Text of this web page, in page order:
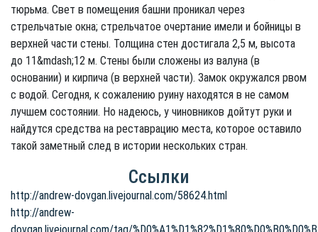
тюрьма. Свет в помещения башни проникал через
стрельчатые окна; стрельчатое очертание имели и бойницы в
верхней части стены. Толщина стен достигала 2,5 м, высота
до 11&mdash;12 м. Стены были сложены из валуна (в
основании) и кирпича (в верхней части). Замок окружался рвом
с водой. Сегодня, к сожалению руину находятся в не самом
лучшем состоянии. Но надеюсь, у чиновников дойтут руки и
найдутся средства на реставрацию места, которое оставило
такой заметный след в истории нескольких стран.
Ссылки
http://andrew-dovgan.livejournal.com/58624.html
http://andrew-